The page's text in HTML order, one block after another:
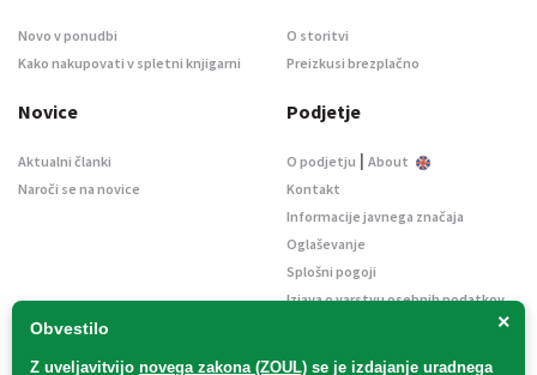
×
Obvestilo
Z uveljavitvijo novega zakona (ZOUL) se je izdajanje uradnega
Novo v ponudbi
Kako nakupovati v spletni knjigarni
O storitvi
Preizkusi brezplačno
Novice
Aktualni članki
Naroči se na novice
Podjetje
O podjetju | About
Kontakt
Informacije javnega značaja
Oglaševanje
Splošni pogoji
Izjava o varstvu osebnih podatkov